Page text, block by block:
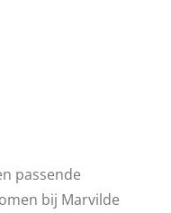
passende
bij Marvilde